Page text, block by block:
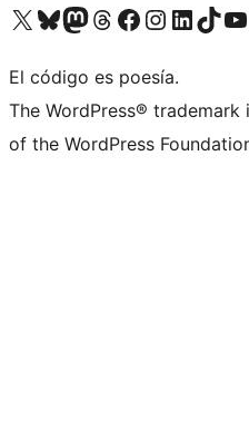
Visita nuestra cuenta de X (anteriormente Twitter)
Visita nuestra cuenta de Bluesky
Visita nuestra cuenta de Mastodon
Visita nuestra cuenta de Threads
Visita nuestra página de Facebook
Visita nuestra cuenta de
Visita nuestra cuenta de
Visita nuestraVisita
El código es poesía.
The WordPress®
of the WordPress